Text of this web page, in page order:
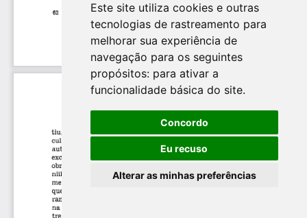
Este site utiliza cookies e outras
tecnologias de rastreamento para
melhorar sua experiência de
navegação para os seguintes
propósitos: para ativar a
funcionalidade básica do site.
Concordo
Eu recuso
Alterar as minhas preferências